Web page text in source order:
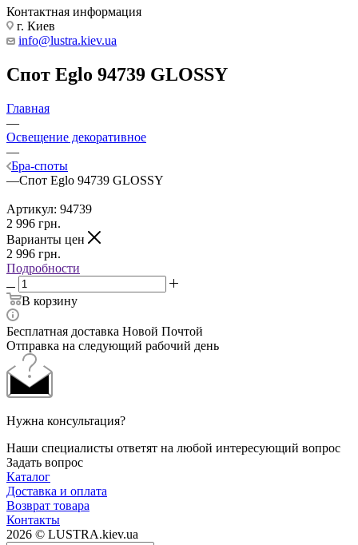
Контактная информация
г. Киев
info@lustra.kiev.ua
Спот Eglo 94739 GLOSSY
Главная
—
Освещение декоративное
—
Бра-споты
—Спот Eglo 94739 GLOSSY
Артикул: 94739
2 996 грн.
Варианты цен
2 996 грн.
Подробности
В корзину
Бесплатная доставка Новой Почтой
Отправка на следующий рабочий день
Нужна консультация?
Наши специалисты ответят на любой интересующий вопрос
Задать вопрос
Каталог
Доставка и оплата
Возврат товара
Контакты
2026 © LUSTRA.kiev.ua